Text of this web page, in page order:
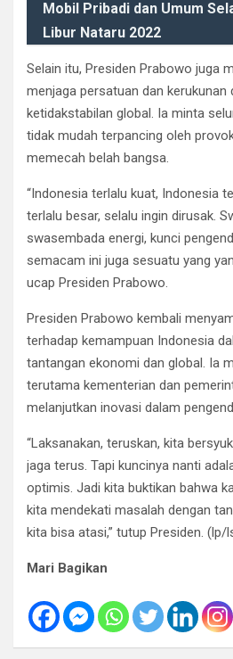
Mobil Pribadi dan Umum
Libur Nataru 2022
Selain itu, Presiden Prabowo juga
menjaga persatuan dan kerukunan
ketidakstabilan global. Ia minta
tidak mudah terpancing oleh
memecah belah bangsa.
“Indonesia terlalu kuat, Indonesia
terlalu besar, selalu ingin dirusak.
swasembada energi, kunci
semacam ini juga sesuatu yang
ucap Presiden Prabowo.
Presiden Prabowo kembali
terhadap kemampuan Indonesia
tantangan ekonomi dan global. Ia
terutama kementerian dan
melanjutkan inovasi dalam
“Laksanakan, teruskan, kita
jaga terus. Tapi kuncinya nanti
optimis. Jadi kita buktikan bahwa
kita mendekati masalah dengan
kita bisa atasi,” tutup Presiden. (lp/
Mari Bagikan